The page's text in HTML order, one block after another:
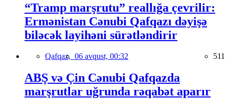
“Tramp marşrutu” reallığa çevrilir:
Ermənistan Cənubi Qafqazı dəyişə
biləcək layihəni sürətləndirir
Qafqaz, 06 avqust, 00:32 511
ABŞ və Çin Cənubi Qafqazda
marşrutlar uğrunda rəqabət aparır